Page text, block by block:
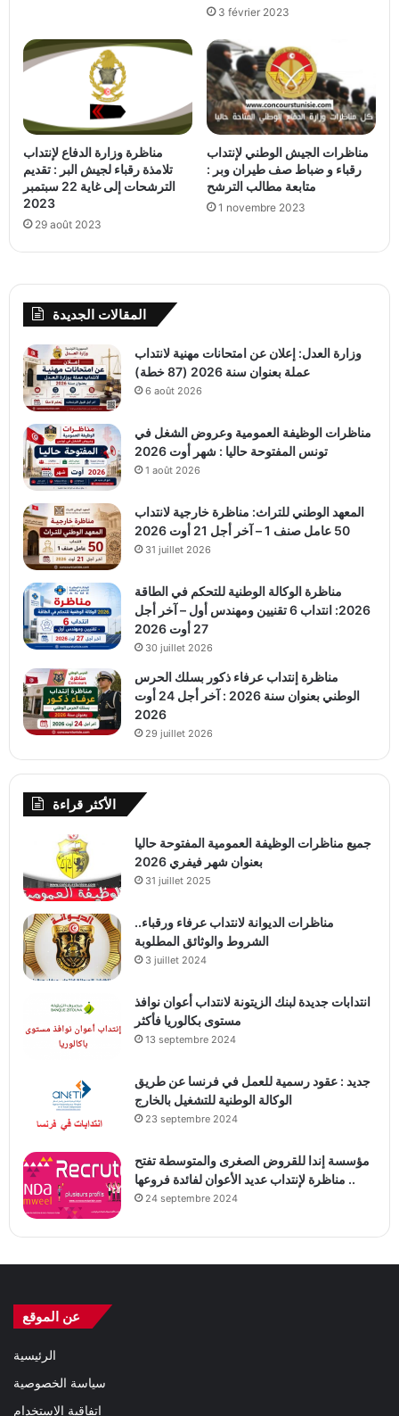
3 février 2023
مناظرة وزارة الدفاع لإنتداب
تلامذة رقباء لجيش البر : تقديم
الترشحات إلى غاية 22 سبتمبر
2023
29 août 2023
مناظرات الجيش الوطني لإنتداب
رقباء و ضباط صف طيران وبر :
متابعة مطالب الترشح
1 novembre 2023
المقالات الجديدة
وزارة العدل: إعلان عن امتحانات مهنية لانتداب
عملة بعنوان سنة 2026 (87 خطة)
6 août 2026
مناظرات الوظيفة العمومية وعروض الشغل في
تونس المفتوحة حاليا : شهر أوت 2026
1 août 2026
المعهد الوطني للتراث: مناظرة خارجية لانتداب
50 عامل صنف 1 – آخر أجل 21 أوت 2026
31 juillet 2026
مناظرة الوكالة الوطنية للتحكم في الطاقة
2026: انتداب 6 تقنيين ومهندس أول – آخر أجل
27 أوت 2026
30 juillet 2026
مناظرة إنتداب عرفاء ذكور بسلك الحرس
الوطني بعنوان سنة 2026 : آخر أجل 24 أوت
2026
29 juillet 2026
الأكثر قراءة
جميع مناظرات الوظيفة العمومية المفتوحة حاليا
بعنوان شهر فيفري 2026
31 juillet 2025
مناظرات الديوانة لانتداب عرفاء ورقباء..
الشروط والوثائق المطلوبة
3 juillet 2024
انتدابات جديدة لبنك الزيتونة لانتداب أعوان نوافذ
مستوى بكالوريا فأكثر
13 septembre 2024
جديد : عقود رسمية للعمل في فرنسا عن طريق
الوكالة الوطنية للتشغيل بالخارج
23 septembre 2024
مؤسسة إندا للقروض الصغرى والمتوسطة تفتح
مناظرة لإنتداب عديد الأعوان لفائدة فروعها ..
24 septembre 2024
عن الموقع
الرئيسية
سياسة الخصوصية
اتفاقية الاستخدام